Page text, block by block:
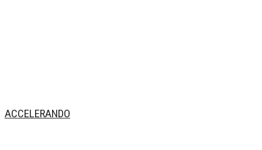
ACCELERANDO